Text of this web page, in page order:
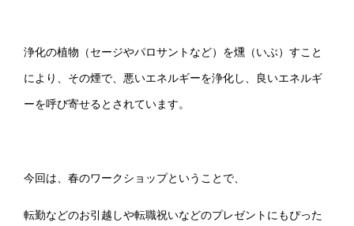
浄化の植物（セージやパロサントなど）を燻（いぶ）すこと
により、その煙で、悪いエネルギーを浄化し、良いエネルギ
ーを呼び寄せるとされています。
今回は、春のワークショップということで、
転勤などのお引越しや転職祝いなどのプレゼントにもぴった